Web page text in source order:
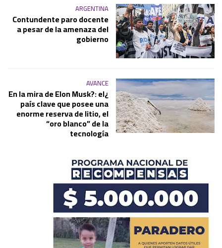
ARGENTINA
Contundente paro docente
a pesar de la amenaza del
gobierno
AVANCE
¿En la mira de Elon Musk?: el
país clave que posee una
enorme reserva de litio, el
“oro blanco” de la
tecnología